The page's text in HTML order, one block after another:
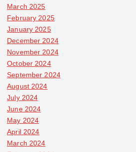
March 2025
February 2025
January 2025
December 2024
November 2024
October 2024
September 2024
August 2024
July 2024
June 2024
May 2024
April 2024
March 2024